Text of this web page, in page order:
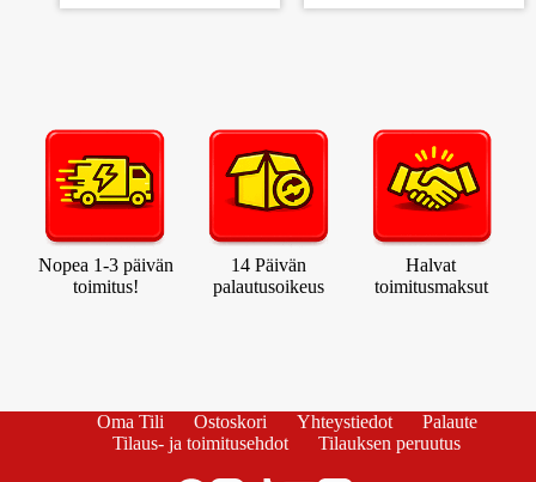
Nopea 1-3 päivän
toimitus!
14 Päivän
palautusoikeus
Halvat
toimitusmaksut
Oma Tili Ostoskori Yhteystiedot
Palaute
Tilaus- ja toimitusehdot
Tilauksen peruutus